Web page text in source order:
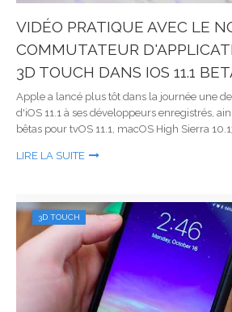
VIDÉO PRATIQUE AVEC LE
COMMUTATEUR
3D TOUCH DANS IOS 11.1
Apple a lancé plus tôt dans la journée une
d'iOS 11.1 à ses développeurs enregistrés,
bêtas pour tvOS 11.1, macOS High Sierra
LIRE LA SUITE
3D TOUCH